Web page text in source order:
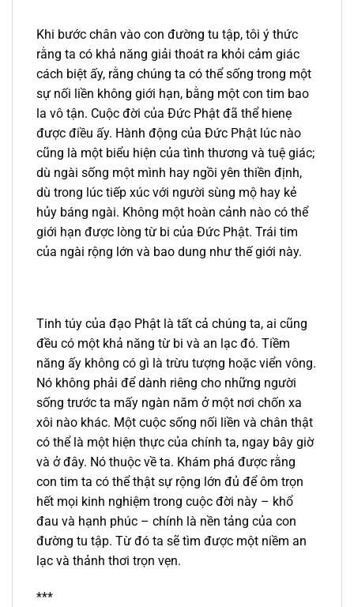
Khi bước chân vào con đường tu tập, tôi ý thức
rằng ta có khả năng giải thoát ra khỏi cảm giác
cách biệt ấy, rằng chúng ta có thể sống trong một
sự nối liền không giới hạn, bằng một con tim bao
la vô tận. Cuộc đời của Đức Phật đã thể hienẹ
được điều ấy. Hành động của Đức Phật lúc nào
cũng là một biểu hiện của tình thương và tuệ giác;
dù ngài sống một mình hay ngồi yên thiền định,
dù trong lúc tiếp xúc với người sùng mộ hay kẻ
hủy báng ngài. Không một hoàn cảnh nào có thể
giới hạn được lòng từ bi của Đức Phật. Trái tim
của ngài rộng lớn và bao dung như thế giới này.
Tinh túy của đạo Phật là tất cả chúng ta, ai cũng
đều có một khả năng từ bi và an lạc đó. Tiềm
năng ấy không có gì là trừu tượng hoặc viển vông.
Nó không phải để dành riêng cho những người
sống trước ta mấy ngàn năm ở một nơi chốn xa
xôi nào khác. Một cuộc sống nối liền và chân thật
có thể là một hiện thực của chính ta, ngay bây giờ
và ở đây. Nó thuộc về ta. Khám phá được rằng
con tim ta có thể thật sự rộng lớn đủ để ôm trọn
hết mọi kinh nghiệm trong cuộc đời này – khổ
đau và hạnh phúc – chính là nền tảng của con
đường tu tập. Từ đó ta sẽ tìm được một niềm an
lạc và thảnh thơi trọn vẹn.
***